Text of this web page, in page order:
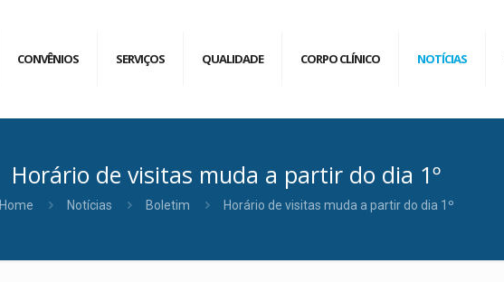
CONVÊNIOS SERVIÇOS QUALIDADE CORPO CLÍNICO NOTÍCIAS
Horário de visitas muda a partir do dia 1º
Home Notícias Boletim Horário de visitas muda a partir do dia 1º